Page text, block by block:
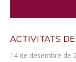
ACTIVITATS
14 de desembre de